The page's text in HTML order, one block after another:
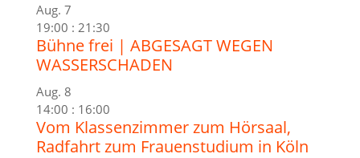
Aug. 7
19:00 : 21:30
Bühne frei | ABGESAGT WEGEN
WASSERSCHADEN
Aug. 8
14:00 : 16:00
Vom Klassenzimmer zum Hörsaal,
Radfahrt zum Frauenstudium in Köln